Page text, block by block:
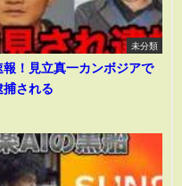
未分類
報！見立真一カンボジアで
捕される